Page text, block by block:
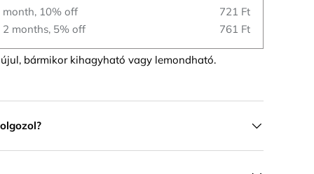
month, 10% off
721 Ft
2 months, 5% off
761 Ft
bármikor kihagyható vagy lemondható.